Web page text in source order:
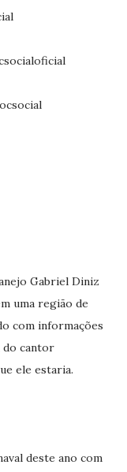
Gabriel Diniz
uma região de
com informações
do cantor
ele estaria.
deste ano com